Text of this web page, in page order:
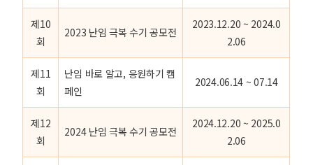
제10
회
2023 난임 극복 수기 공모전
2023.12.20 ~ 2024.0
2.06
제11
회
난임 바로 알고, 응원하기 캠
페인
2024.06.14 ~ 07.14
제12
회
2024 난임 극복 수기 공모전
2024.12.20 ~ 2025.0
2.06